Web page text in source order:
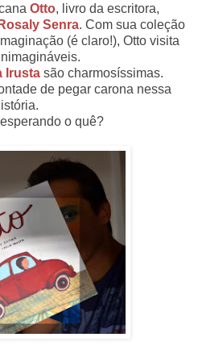
Otto, livro da escritora,
Rosaly Senra. Com sua coleção
(é claro!), Otto visita
Irusta são charmosíssimas.
de pegar carona nessa
o quê?